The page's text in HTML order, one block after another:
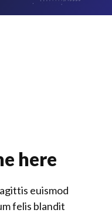
here
euismod
felis blandit